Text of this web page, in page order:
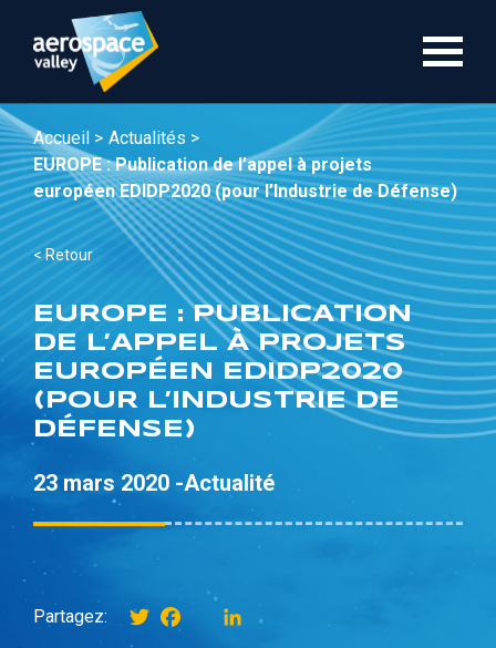
contenu
Accueil > Actualités >
EUROPE : Publication de l’appel à projets
européen EDIDP2020 (pour l’Industrie de Défense)
< Retour
EUROPE : PUBLICATION
DE L’APPEL À PROJETS
EUROPÉEN EDIDP2020
(POUR L’INDUSTRIE DE
DÉFENSE)
23 mars 2020 -Actualité
Partagez: TwitterFacebookinstagram